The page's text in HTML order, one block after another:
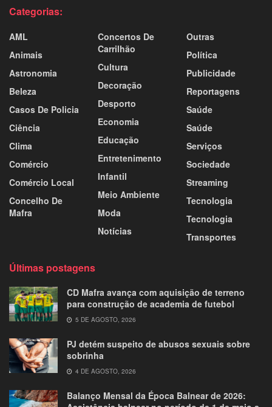
Categorias:
AML
Animais
Astronomia
Beleza
Casos De Policia
Ciência
Clima
Comércio
Comércio Local
Concelho De
Mafra
Concertos De
Carrilhão
Cultura
Decoração
Desporto
Economia
Educação
Entretenimento
Infantil
Meio Ambiente
Moda
Notícias
Outras
Política
Publicidade
Reportagens
Saúde
Saúde
Serviços
Sociedade
Streaming
Tecnologia
Tecnologia
Transportes
Últimas postagens
CD Mafra avança com aquisição de terreno
para construção de academia de futebol
5 DE AGOSTO, 2026
PJ detém suspeito de abusos sexuais sobre
sobrinha
4 DE AGOSTO, 2026
Balanço Mensal da Época Balnear de 2026: